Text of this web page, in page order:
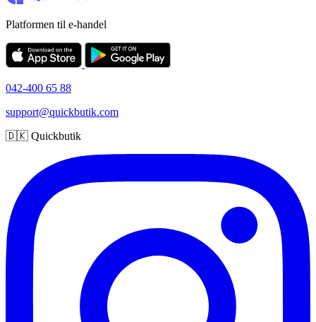
Platformen til e-handel
042-400 65 88
support@quickbutik.com
🇩🇰 Quickbutik